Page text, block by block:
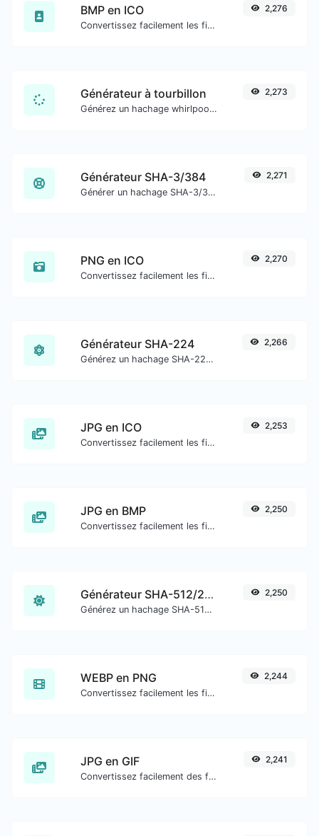
BMP en ICO
Convertissez facilement les fichiers image BMP en ICO.
2,276
Générateur à tourbillon
Générez un hachage whirlpool pour toute entrée de chaîne.
2,273
Générateur SHA-3/384
Générer un hachage SHA-3/384 pour toute entrée de chaîne.
2,271
PNG en ICO
Convertissez facilement les fichiers image PNG en ICO.
2,270
Générateur SHA-224
Générez un hachage SHA-224 pour toute entrée de chaîne.
2,266
JPG en ICO
Convertissez facilement les fichiers image JPG en ICO.
2,253
JPG en BMP
Convertissez facilement les fichiers image JPG en BMP.
2,250
Générateur SHA-512/256
Générez un hachage SHA-512/256 pour toute entrée de chaîne.
2,250
WEBP en PNG
Convertissez facilement les fichiers image WEBP en PNG.
2,244
JPG en GIF
Convertissez facilement des fichiers image JPG en GIF.
2,241